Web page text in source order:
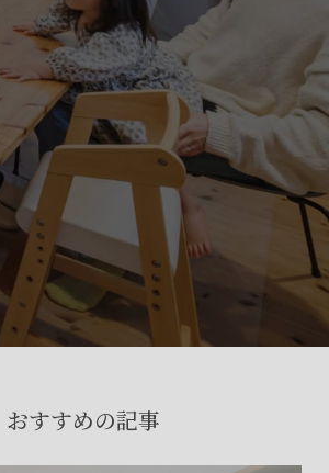
おすすめの記事
リシー
こちら
や物件についての
ちらから